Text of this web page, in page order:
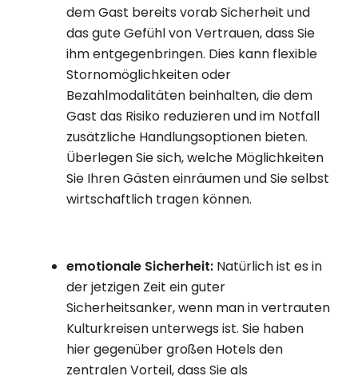
dem Gast bereits vorab Sicherheit und
das gute Gefühl von Vertrauen, dass Sie
ihm entgegenbringen. Dies kann flexible
Stornomöglichkeiten oder
Bezahlmodalitäten beinhalten, die dem
Gast das Risiko reduzieren und im Notfall
zusätzliche Handlungsoptionen bieten.
Überlegen Sie sich, welche Möglichkeiten
Sie Ihren Gästen einräumen und Sie selbst
wirtschaftlich tragen können.
emotionale Sicherheit: Natürlich ist es in
der jetzigen Zeit ein guter
Sicherheitsanker, wenn man in vertrauten
Kulturkreisen unterwegs ist. Sie haben
hier gegenüber großen Hotels den
zentralen Vorteil, dass Sie als